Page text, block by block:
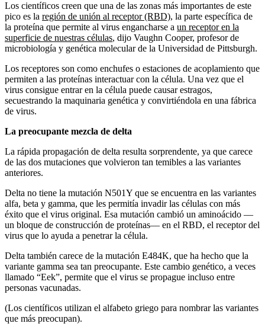
Los científicos creen que una de las zonas más importantes de este
pico es la región de unión al receptor (RBD), la parte específica de
la proteína que permite al virus engancharse a un receptor en la
superficie de nuestras células, dijo Vaughn Cooper, profesor de
microbiología y genética molecular de la Universidad de Pittsburgh.
Los receptores son como enchufes o estaciones de acoplamiento que
permiten a las proteínas interactuar con la célula. Una vez que el
virus consigue entrar en la célula puede causar estragos,
secuestrando la maquinaria genética y convirtiéndola en una fábrica
de virus.
La preocupante mezcla de delta
La rápida propagación de delta resulta sorprendente, ya que carece
de las dos mutaciones que volvieron tan temibles a las variantes
anteriores.
Delta no tiene la mutación N501Y que se encuentra en las variantes
alfa, beta y gamma, que les permitía invadir las células con más
éxito que el virus original. Esa mutación cambió un aminoácido —
un bloque de construcción de proteínas— en el RBD, el receptor del
virus que lo ayuda a penetrar la célula.
Delta también carece de la mutación E484K, que ha hecho que la
variante gamma sea tan preocupante. Este cambio genético, a veces
llamado “Eek”, permite que el virus se propague incluso entre
personas vacunadas.
(Los científicos utilizan el alfabeto griego para nombrar las variantes
que más preocupan).